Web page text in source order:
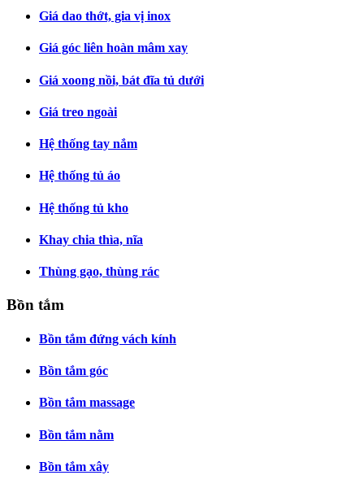
Giá dao thớt, gia vị inox
Giá góc liên hoàn mâm xay
Giá xoong nồi, bát đĩa tủ dưới
Giá treo ngoài
Hệ thống tay nắm
Hệ thống tủ áo
Hệ thống tủ kho
Khay chia thìa, nĩa
Thùng gạo, thùng rác
Bồn tắm
Bồn tắm đứng vách kính
Bồn tắm góc
Bồn tắm massage
Bồn tắm nằm
Bồn tắm xây